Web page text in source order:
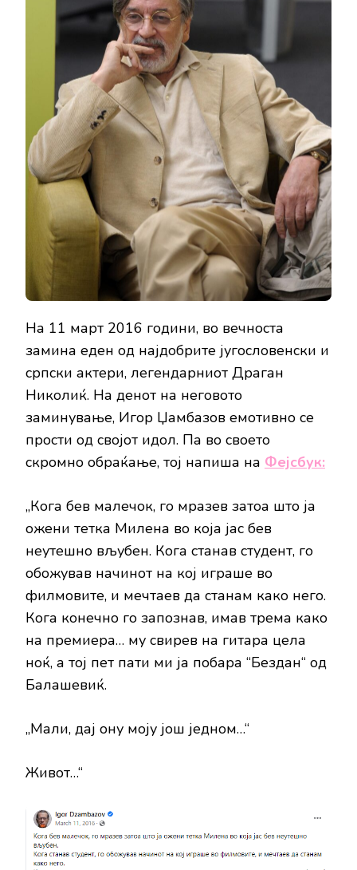
СВИРЕВ
ГИТАРА
ЦЕЛА
НОЌ
На 11 март 2016 години, во вечноста
замина еден од најдобрите југословенски и
српски актери, легендарниот Драган
Николиќ. На денот на неговото
заминување, Игор Џамбазов емотивно се
прости од својот идол. Па во своето
скромно обраќање, тој напиша на Фејсбук:
„Кога бев малечок, го мразев затоа што ја
ожени тетка Милена во која јас бев
неутешно вљубен. Кога станав студент, го
обожував начинот на кој играше во
филмовите, и мечтаев да станам како него.
Кога конечно го запознав, имав трема како
на премиера… му свирев на гитара цела
ноќ, а тој пет пати ми ја побара “Бездан“ од
Балашевиќ.
„Мали, дај ону моју још једном…“
Живот…“